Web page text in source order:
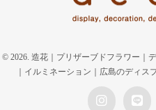
© 2026. 造花｜プリザーブドフラワー｜
｜イルミネーション｜広島のディス